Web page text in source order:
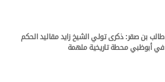
طالب بن صقر: ذكرى تولي الشيخ زايد مقاليد الحكم
في أبوظبي محطة تاريخية ملهمة